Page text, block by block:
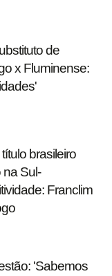
de
x Fluminense:
brasileiro
na Sul-
Franclim
'Sabemos